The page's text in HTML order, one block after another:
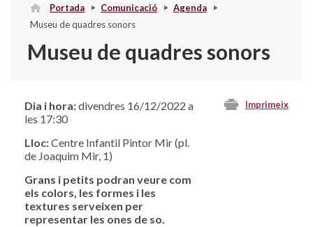
Portada Comunicació
Agenda
Museu de quadres sonors
Museu de quadres sonors
Imprimeix
Dia i hora:divendres 16/12/2022 a
les 17:30
Lloc:Centre Infantil Pintor Mir (pl.
de Joaquim Mir, 1)
Grans i petits podran veure com
els colors, les formes i les
textures serveixen per
representar les ones de so.